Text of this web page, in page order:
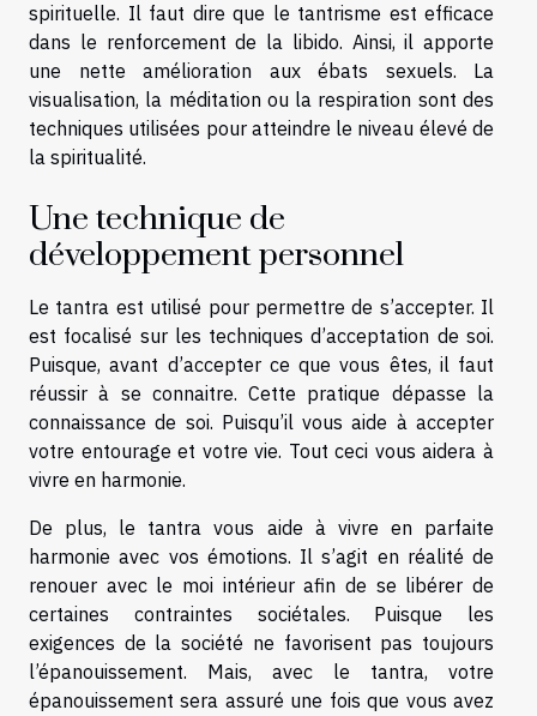
spirituelle. Il faut dire que le tantrisme est efficace
dans le renforcement de la libido. Ainsi, il apporte
une nette amélioration aux ébats sexuels. La
visualisation, la méditation ou la respiration sont des
techniques utilisées pour atteindre le niveau élevé de
la spiritualité.
Une technique de
développement personnel
Le tantra est utilisé pour permettre de s’accepter. Il
est focalisé sur les techniques d’acceptation de soi.
Puisque, avant d’accepter ce que vous êtes, il faut
réussir à se connaitre. Cette pratique dépasse la
connaissance de soi. Puisqu’il vous aide à accepter
votre entourage et votre vie. Tout ceci vous aidera à
vivre en harmonie.
De plus, le tantra vous aide à vivre en parfaite
harmonie avec vos émotions. Il s’agit en réalité de
renouer avec le moi intérieur afin de se libérer de
certaines contraintes sociétales. Puisque les
exigences de la société ne favorisent pas toujours
l’épanouissement. Mais, avec le tantra, votre
épanouissement sera assuré une fois que vous avez